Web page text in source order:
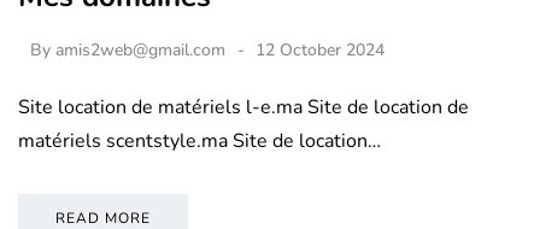
By amis2web@gmail.com 12 October 2024
Site location de matériels l-e.ma Site de location de
matériels scentstyle.ma Site de location…
READ MORE